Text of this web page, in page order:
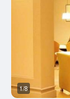
1/8